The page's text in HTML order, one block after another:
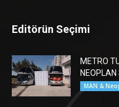
Editörün Seçimi
METRO
NEOPLAN
MAN &